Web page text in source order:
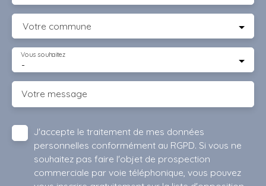
Votre commune
-
Vous souhaitez
Votre message
J'accepte le traitement de mes données
personnelles conformément au RGPD. Si vous ne
souhaitez pas faire l'objet de prospection
commerciale par voie téléphonique, vous pouvez